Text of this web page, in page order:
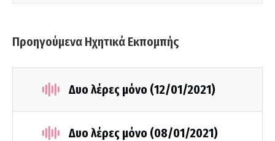
Προηγούμενα Ηχητικά Εκπομπής
Δυο λέρες μόνο (12/01/2021)
Δυο λέρες μόνο (08/01/2021)